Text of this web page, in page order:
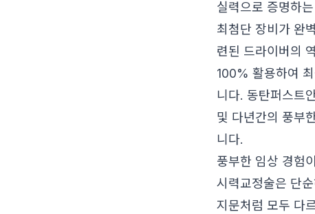
실력으로 증명하
최첨단 장비가 완
련된 드라이버의
100% 활용하여
니다. 동탄퍼스트
및 다년간의 풍부
니다.
풍부한 임상 경험
시력교정술은 단
지문처럼 모두 다